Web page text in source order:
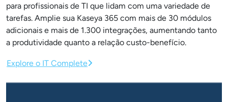
para profissionais de TI que lidam com uma variedade de
tarefas. Amplie sua Kaseya 365 com mais de 30 módulos
adicionais e mais de 1.300 integrações, aumentando tanto
a produtividade quanto a relação custo-benefício.
Explore o IT Complete